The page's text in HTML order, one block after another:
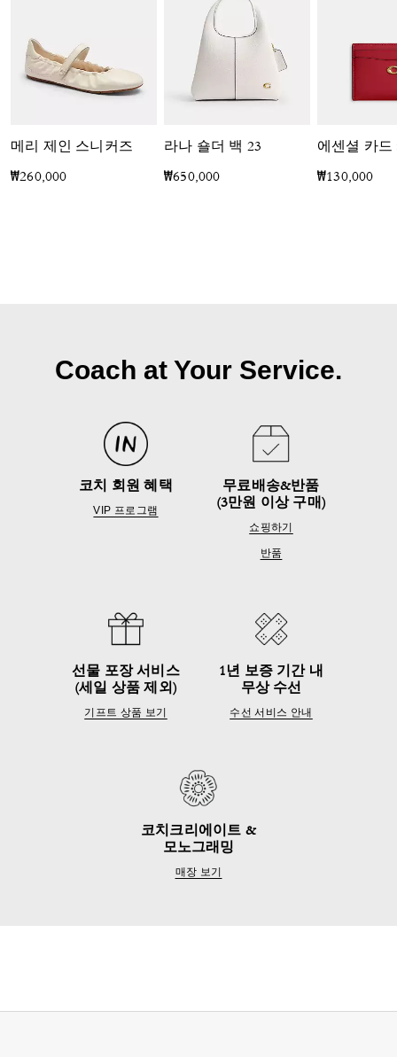
메리 제인 스니커즈
₩260,000
라나 숄더 백 23
₩650,000
에센셜 카드
₩130,000
Coach at Your Service.
코치 회원 혜택
VIP 프로그램
무료배송&반품
(3만원 이상 구매)
쇼핑하기
반품
선물 포장 서비스
(세일 상품 제외)
기프트 상품 보기
1년 보증 기간 내
무상 수선
수선 서비스 안내
코치크리에이트 &
모노그래밍
매장 보기